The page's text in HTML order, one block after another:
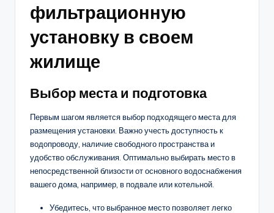
фильтрационную
установку в своем
жилище
Выбор места и подготовка
Первым шагом является выбор подходящего места для
размещения установки. Важно учесть доступность к
водопроводу, наличие свободного пространства и
удобство обслуживания. Оптимально выбирать место в
непосредственной близости от основного водоснабжения
вашего дома, например, в подвале или котельной.
Убедитесь, что выбранное место позволяет легко